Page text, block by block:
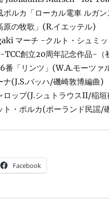
ポルカ「ローカル電車 ルガ
原の牧歌」(R.イエッテル)
マーチ -クルト・シュミ
創立20周年記念作品-（
番「リンツ」(W.A.モーツァ
ナ(J.S.バッハ/磯崎敦博編曲)
ロップ(J.シュトラウスII/稲
ト・ポルカ(ポーランド民謡/
Facebook